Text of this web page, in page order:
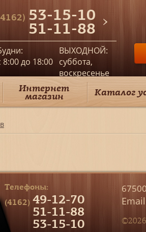
53-15-10
51-11-88
8:00 до 18:00
ВЫХОДНОЙ:
суббота,
воскресенье
Интернет
магазин Каталог
Телефоны:
(4162) 49-12-70
51-11-88
53-15-10